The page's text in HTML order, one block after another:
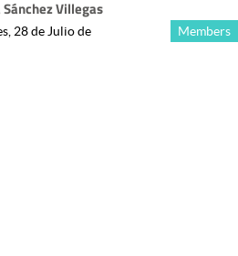
Sánchez Villegas
Members
28 de Julio de